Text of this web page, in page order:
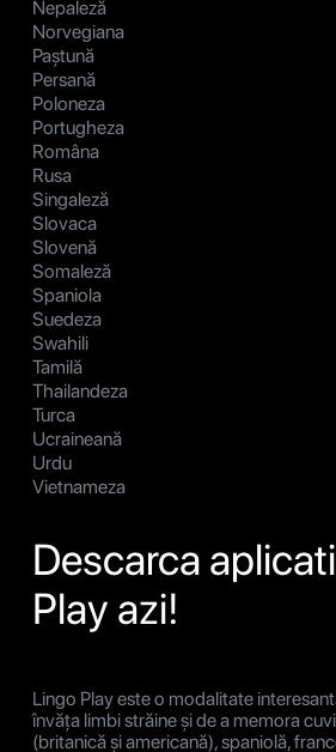
Nepaleză
Norvegiana
Paștună
Persană
Poloneza
Portugheza
Româna
Rusa
Singaleză
Slovaca
Slovenă
Somaleză
Spaniola
Suedeza
Swahili
Tamilă
Thailandeza
Turca
Ucraineană
Urdu
Vietnameza
Descarca
Play azi!
Lingo Play este o modalitate
învăța limbi străine și de a memora
(britanică și americană), spaniolă,